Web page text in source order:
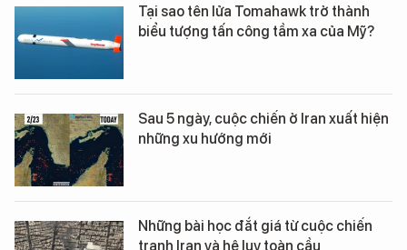
Tại sao tên lửa Tomahawk trở thành
biểu tượng tấn công tầm xa của Mỹ?
Sau 5 ngày, cuộc chiến ở Iran xuất hiện
những xu hướng mới
Những bài học đắt giá từ cuộc chiến
tranh Iran và hệ lụy toàn cầu